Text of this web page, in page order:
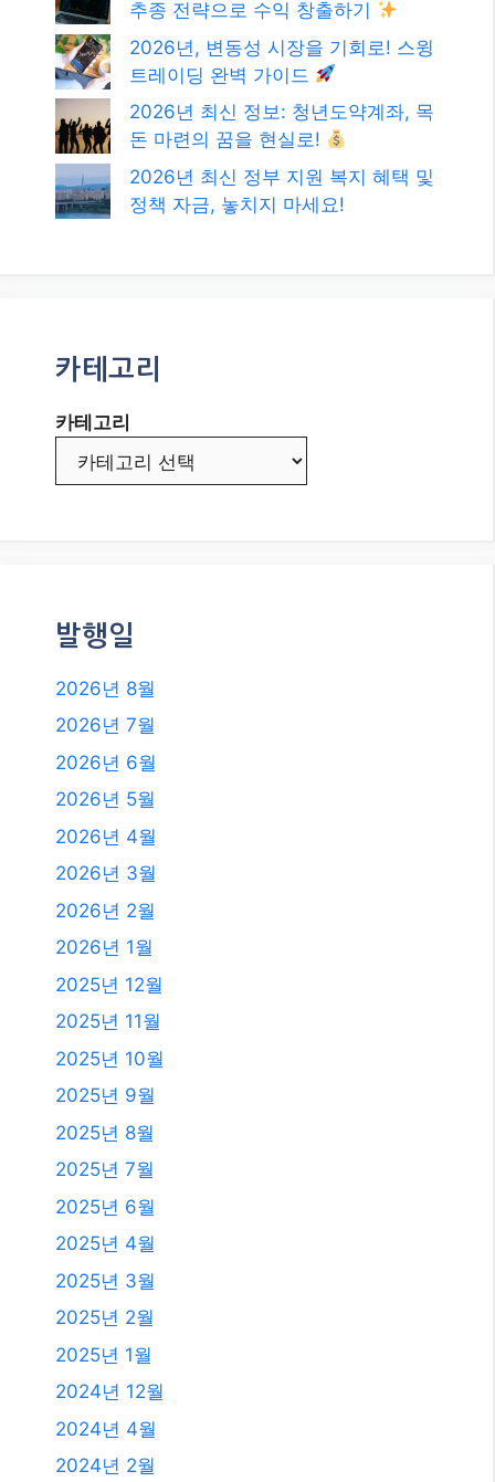
카테고리
카테고리
2026년 8월
2026년 7월
2026년 6월
2026년 5월
2026년 1월
2025년 11월
2025년 10월
2025년 9월
2025년 8월
2025년 7월
2025년 6월
2025년 4월
2025년 3월
2025년 2월
2025년 1월
2024년 12월
2024년 4월
2024년 2월
2024년 1월
2023년 11월
2023년 10월
2023년 9월
2023년 8월
2023년 7월
2023년 6월
2023년 4월